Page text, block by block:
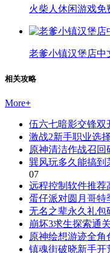
火柴人休闲游戏免
老爹小镇汉堡店中
相关攻略
More+
伍六七暗影交锋双
激战2新手职业选
原神清洁作战召回
巽风玩多久能搞到
07
远程控制软件推荐
蛋仔派对圆月哥特
无名之辈永久礼包
崩坏3求生探索通
原神绘想游迹全角
镇魂街破晓新手开